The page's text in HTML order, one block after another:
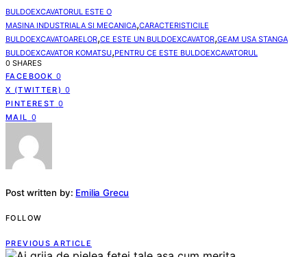
BULDOEXCAVATORUL ESTE O
MASINA INDUSTRIALA SI MECANICA,CARACTERISTICILE
BULDOEXCAVATOARELOR,CE ESTE UN BULDOEXCAVATOR,GEAM USA STANGA
BULDOEXCAVATOR KOMATSU,PENTRU CE ESTE BULDOEXCAVATORUL
0 SHARES
FACEBOOK 0
X (TWITTER) 0
PINTEREST 0
MAIL
0
Post written by: Emilia Grecu
FOLLOW
PREVIOUS ARTICLE